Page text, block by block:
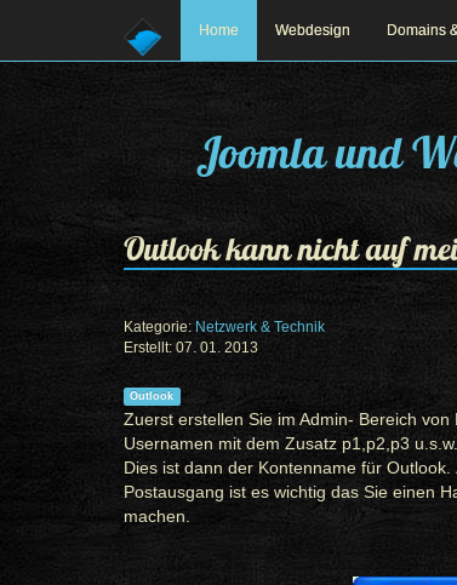
Home Webdesign Domains
Joomla und
Outlook kann nicht auf
Kategorie: Netzwerk & Technik
Erstellt: 07. 01. 2013
Outlook
Zuerst erstellen Sie im Admin- Bereich
Usernamen mit dem Zusatz p1,p2,p3
Dies ist dann der Kontenname für
Postausgang ist es wichtig das Sie einen
machen.